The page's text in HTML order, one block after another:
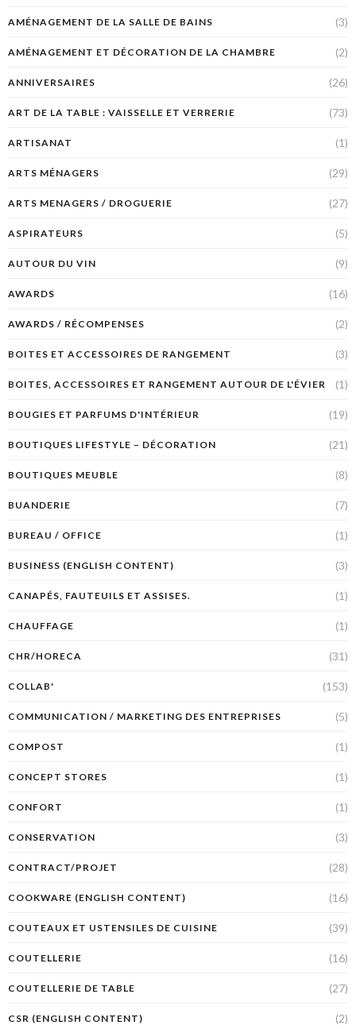
AMÉNAGEMENT DE LA SALLE DE BAINS (3)
AMÉNAGEMENT ET DÉCORATION DE LA CHAMBRE (2)
ANNIVERSAIRES (26)
ART DE LA TABLE : VAISSELLE ET VERRERIE (73)
ARTISANAT (1)
ARTS MÉNAGERS (29)
ARTS MENAGERS / DROGUERIE (27)
ASPIRATEURS (5)
AUTOUR DU VIN (9)
AWARDS (16)
AWARDS / RÉCOMPENSES (2)
BOITES ET ACCESSOIRES DE RANGEMENT (3)
BOITES, ACCESSOIRES ET RANGEMENT AUTOUR DE L'ÉVIER (1)
BOUGIES ET PARFUMS D'INTÉRIEUR (19)
BOUTIQUES LIFESTYLE – DÉCORATION (21)
BOUTIQUES MEUBLE (8)
BUANDERIE (7)
BUREAU / OFFICE (1)
BUSINESS (ENGLISH CONTENT) (3)
CANAPÉS, FAUTEUILS ET ASSISES. (1)
CHAUFFAGE (1)
CHR/HORECA (31)
COLLAB' (153)
COMMUNICATION / MARKETING DES ENTREPRISES (5)
COMPOST (1)
CONCEPT STORES (1)
CONFORT (1)
CONSERVATION (3)
CONTRACT/PROJET (28)
COOKWARE (ENGLISH CONTENT) (16)
COUTEAUX ET USTENSILES DE CUISINE (39)
COUTELLERIE (16)
COUTELLERIE DE TABLE (27)
CSR (ENGLISH CONTENT) (2)